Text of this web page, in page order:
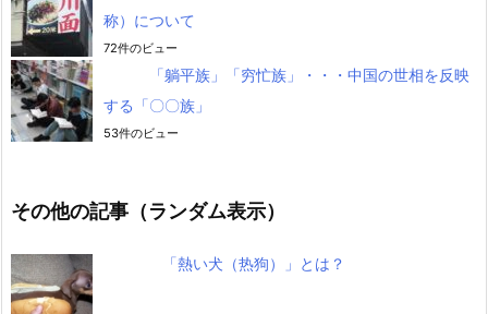
称）について
72件のビュー
「躺平族」「穷忙族」・・・中国の世相を反映
する「〇〇族」
53件のビュー
その他の記事（ランダム表示）
「熱い犬（热狗）」とは？